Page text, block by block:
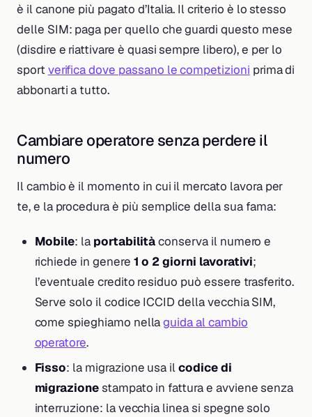
è il canone più pagato d’Italia. Il criterio è lo stesso
delle SIM: paga per quello che guardi questo mese
(disdire e riattivare è quasi sempre libero), e per lo
sport verifica dove passano le competizioni prima di
abbonarti a tutto.
Cambiare operatore senza perdere il
numero
Il cambio è il momento in cui il mercato lavora per
te, e la procedura è più semplice della sua fama:
Mobile: la portabilitàconserva il numero e
richiede in genere 1 o 2 giorni lavorativi;
l’eventuale credito residuo può essere trasferito.
Serve solo il codice ICCID della vecchia SIM,
come spieghiamo nellaguida al cambio
operatore.
Fisso: la migrazione usa ilcodice di
migrazionestampato in fattura e avviene senza
interruzione: la vecchia linea si spegne solo